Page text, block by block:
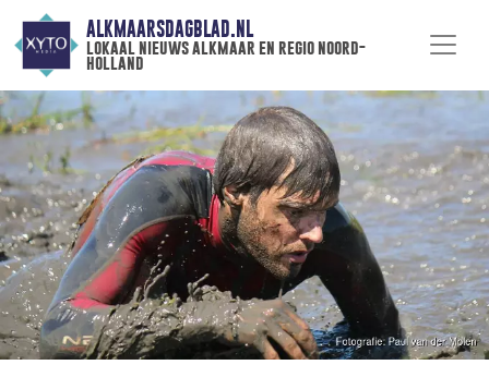
ALKMAARSDAGBLAD.NL
lokaal nieuws alkmaar en regio noord-
holland